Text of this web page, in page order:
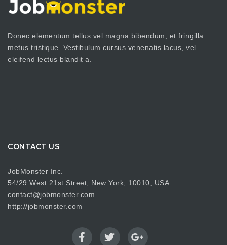
Donec elementum tellus vel magna bibendum, et fringilla
metus tristique. Vestibulum cursus venenatis lacus, vel
eleifend lectus blandit a.
CONTACT US
JobMonster Inc.
54/29 West 21st Street, New York, 10010, USA
contact@jobmonster.com
http://jobmonster.com